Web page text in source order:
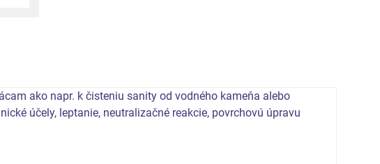
ako napr. k čisteniu sanity od vodného kameňa alebo
účely, leptanie, neutralizačné reakcie, povrchovú úpravu